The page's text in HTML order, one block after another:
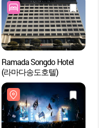
Ramada Songdo Hotel
(라마다송도호텔)